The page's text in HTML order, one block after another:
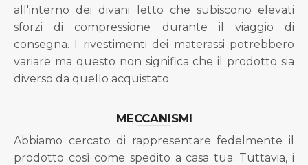
all'interno dei divani letto che subiscono elevati
sforzi di compressione durante il viaggio di
consegna. I rivestimenti dei materassi potrebbero
variare ma questo non significa che il prodotto sia
diverso da quello acquistato.
MECCANISMI
Abbiamo cercato di rappresentare fedelmente il
prodotto così come spedito a casa tua. Tuttavia, i